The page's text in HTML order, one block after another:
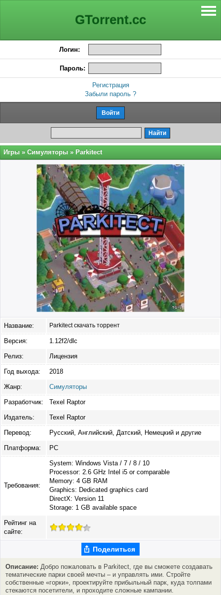
GTorrent.cc
Логин:
Пароль:
Регистрация
Забыли пароль ?
Игры » Симуляторы » Parkitect
Название: Parkitect скачать торрент
Версия: 1.12f2/dlc
Релиз: Лицензия
Год выхода: 2018
Жанр: Симуляторы
Разработчик: Texel Raptor
Издатель: Texel Raptor
Перевод: Русский, Английский, Датский, Немецкий и другие
Платформа: PC
Требования:
System: Windows Vista / 7 / 8 / 10
Processor: 2.6 GHz Intel i5 or comparable
Memory: 4 GB RAM
Graphics: Dedicated graphics card
DirectX: Version 11
Storage: 1 GB available space
Рейтинг на
сайте:
Поделиться
Описание: Добро пожаловать в Parkitect, где вы сможете создавать
тематические парки своей мечты – и управлять ими. Стройте
собственные «горки», проектируйте прибыльный парк, куда толпами
стекаются посетители, и проходите сложные кампании.